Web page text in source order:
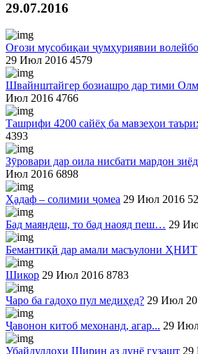
29.07.2016
Оғози мусобиқаи ҷумҳуриявии
29 Июл 2016 4579
Швайнштайгер бозиашро дар тими
Июл 2016 4766
Ташрифи 4200 сайёҳ ба мавзеҳои
4393
Зӯровари дар оила нисбати мардон
Июл 2016 6898
Ҳадаф – солимии ҷомеа 29 Июл 2016
Бад маяндеш, то бад наояд пеш… 29
Бемантиқӣ дар амали масъулони ҲНИТ
Шикор 29 Июл 2016 8783
Чаро ба гадоҳо пул медиҳед? 29 Июл
Ҷавонон китоб мехонанд, агар... 29
Убайдуллоҳи Ширин аз дунё гузашт 29